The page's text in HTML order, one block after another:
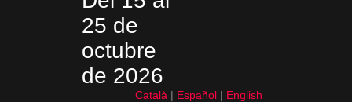
25 de
octubre
de 2026
Català Español English